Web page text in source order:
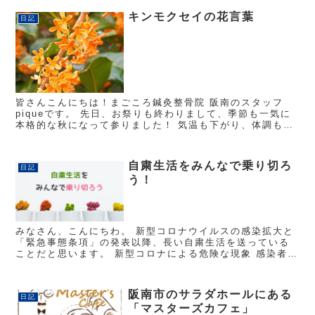
日記 キンモクセイの花言葉
皆さんこんにちは！まごころ鍼灸整骨院 阪南のスタッフ
piqueです。 先日、お祭りも終わりまして、季節も一気に
本格的な秋になって参りました！ 気温も下がり、体調も崩
日記
自粛生活をみんなで乗り切ろ
う！
みなさん、こんにちわ。 新型コロナウイルスの感染拡大と
「緊急事態条項」の発表以降、長い自粛生活を送っている
ことだと思います。 新型コロナによる危険な現象 感染者や
日記
阪南市のサラダホールにある
「マスターズカフェ」